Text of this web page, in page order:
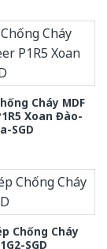
Cháy MDF
Xoan Đào-
a-SGD
Chống Cháy
SGD